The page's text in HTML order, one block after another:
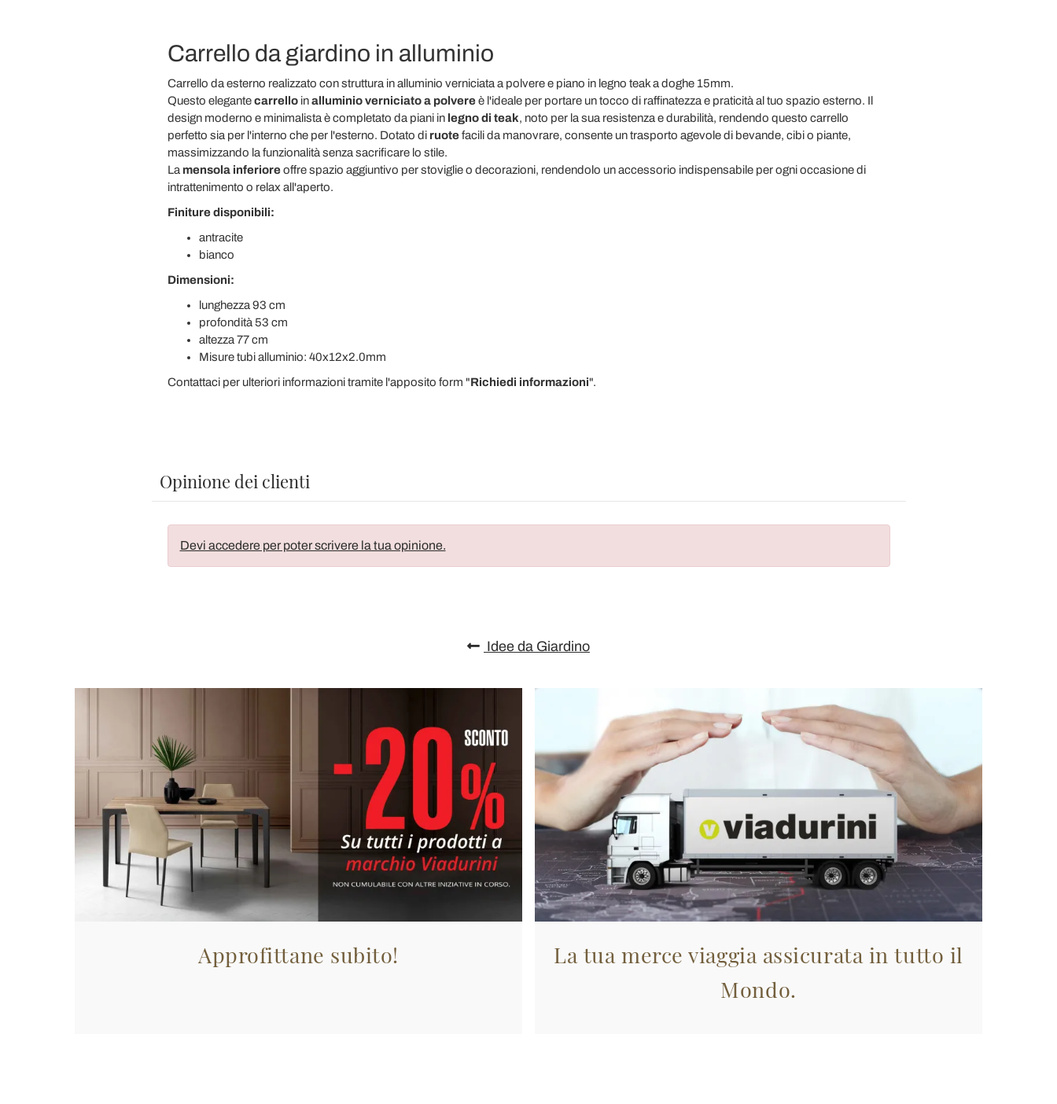
Carrello da giardino in alluminio
Carrello da esterno realizzato con struttura in alluminio verniciata a polvere e piano in legno teak a doghe 15mm.
Questo elegantecarrelloinalluminio verniciato a polvereè l'ideale per portare un tocco di raffinatezza e praticità al tuo spazio esterno. Il
design moderno e minimalista è completato da piani in legno di teak, noto per la sua resistenza e durabilità, rendendo questo carrello
perfetto sia per l'interno che per l'esterno. Dotato di ruotefacili da manovrare, consente un trasporto agevole di bevande, cibi o piante,
massimizzando la funzionalità senza sacrificare lo stile.
La mensola inferioreoffre spazio aggiuntivo per stoviglie o decorazioni, rendendolo un accessorio indispensabile per ogni occasione di
intrattenimento o relax all'aperto.
Finiture disponibili:
antracite
bianco
Dimensioni:
lunghezza 93 cm
profondità 53 cm
altezza 77 cm
Misure tubi alluminio: 40x12x2.0mm
Contattaci per ulteriori informazioni tramite l'apposito form "Richiedi informazioni".
Opinione dei clienti
Devi accedere per poter scrivere la tua opinione.
Idee da Giardino
Approfittane subito!
La tua merce viaggia assicurata in tutto il
Mondo.